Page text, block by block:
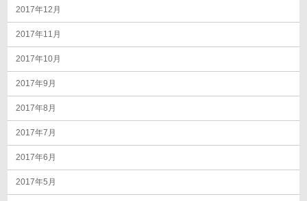
2017年12月
2017年11月
2017年10月
2017年9月
2017年8月
2017年7月
2017年6月
2017年5月